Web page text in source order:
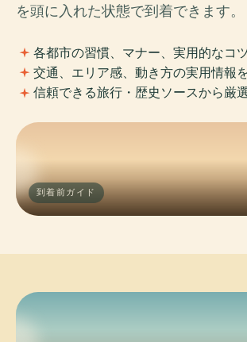
を頭に入れた状態で到着できます。
各都市の習慣、マナー、実用的なコ
交通、エリア感、動き方の実用情報
信頼できる旅行・歴史ソースから厳
到着前ガイド